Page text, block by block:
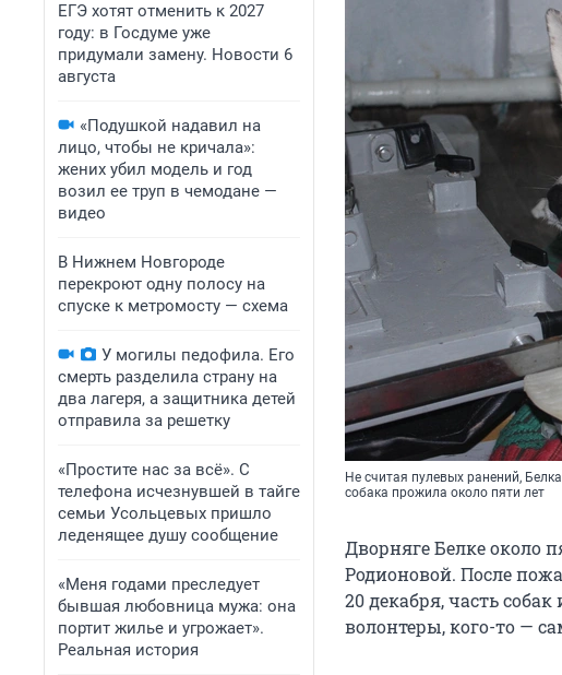
ЕГЭ хотят отменить к 2027
году: в Госдуме уже
придумали замену. Новости 6
августа
«Подушкой надавил на
лицо, чтобы не кричала»:
жених убил модель и год
возил ее труп в чемодане —
видео
В Нижнем Новгороде
перекроют одну полосу на
спуске к метромосту — схема
У могилы педофила. Его
смерть разделила страну на
два лагеря, а защитника детей
отправила за решетку
«Простите нас за всё». С
телефона исчезнувшей в тайге
семьи Усольцевых пришло
леденящее душу сообщение
«Меня годами преследует
бывшая любовница мужа: она
портит жилье и угрожает».
Реальная история
Не считая пулевых ранений,
собака прожила около пяти лет
Дворняге Белке около
Родионовой. После
20 декабря, часть
волонтеры, кого-то —